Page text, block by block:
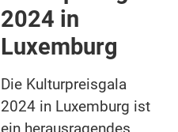
2024 in
Luxemburg
Die Kulturpreisgala
2024 in Luxemburg ist